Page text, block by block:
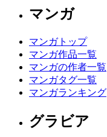
マンガ
マンガトップ
マンガ作品一覧
マンガの作者一覧
マンガタグ一覧
マンガランキング
グラビア